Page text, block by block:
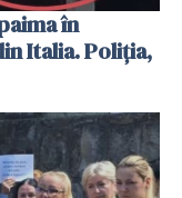
în
Italia. Poliția,